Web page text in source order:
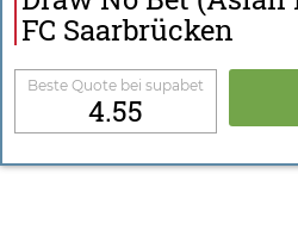
FC Saarbrücken
Beste Quote bei supabet
4.55